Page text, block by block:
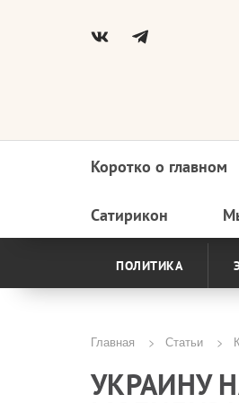
Основная
навигация
Коротко о главном
Сатирикон
ПОЛИТИКА
Строка
Главная Статьи
УКРАИНУ